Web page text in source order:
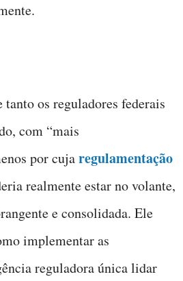
os reguladores federais
com “mais
por cujaregulamentação
realmente estar no volante,
e consolidada. Ele
implementar as
reguladora única lidar